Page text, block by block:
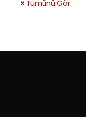
Tümünü Gör